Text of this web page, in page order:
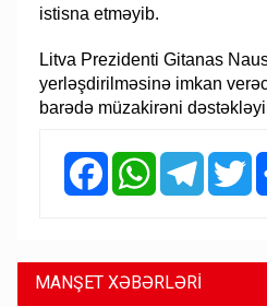
istisna etməyib.
Litva Prezidenti Gitanas
yerləşdirilməsinə imkan
barədə müzakirəni
FacebookWhatsAppTelegram
MANŞET XƏBƏRLƏRİ